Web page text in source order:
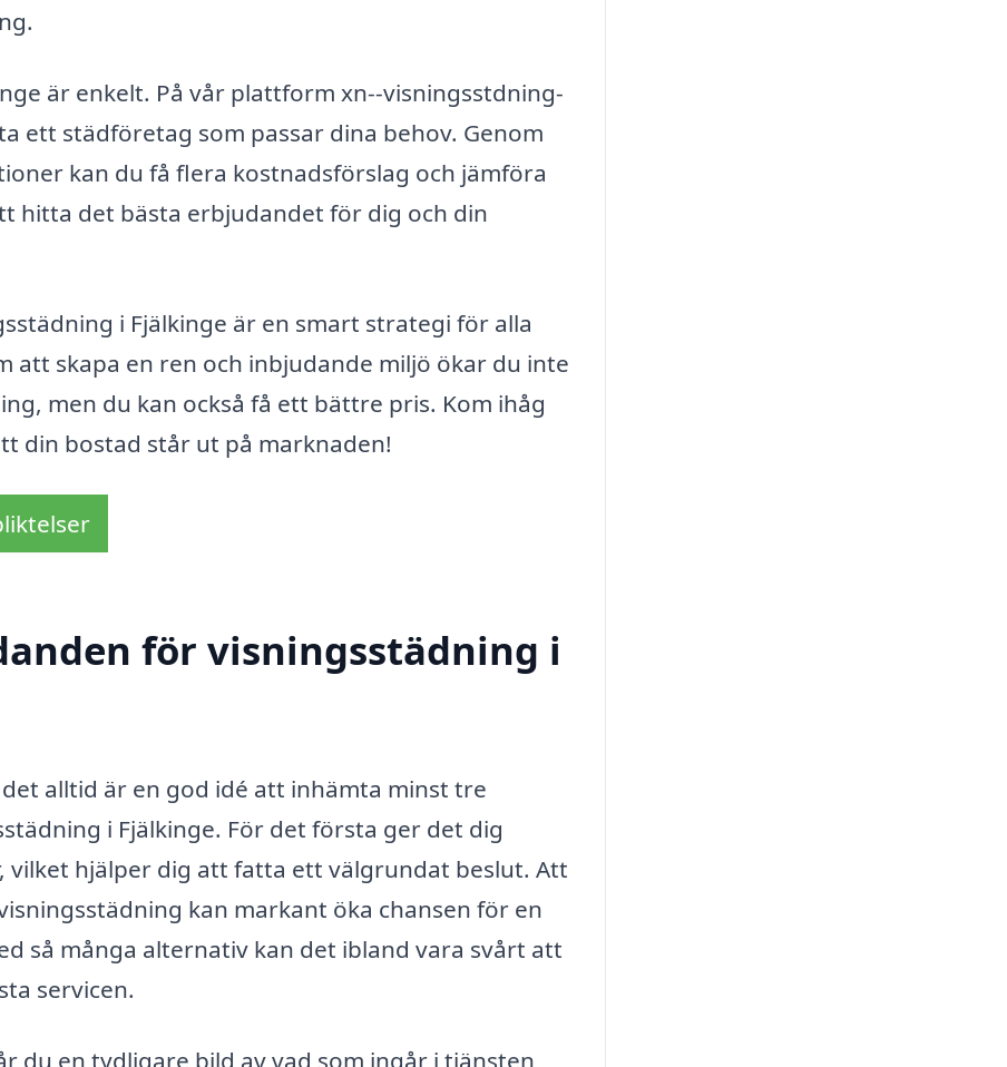
är enkelt. På vår plattform xn--visningsstdning-
ett städföretag som passar dina behov. Genom
kan du få flera kostnadsförslag och jämföra
hitta det bästa erbjudandet för dig och din
i Fjälkinge är en smart strategi för alla
att skapa en ren och inbjudande miljö ökar du inte
men du kan också få ett bättre pris. Kom ihåg
din bostad står ut på marknaden!
för visningsstädning i
alltid är en god idé att inhämta minst tre
i Fjälkinge. För det första ger det dig
hjälper dig att fatta ett välgrundat beslut. Att
kan markant öka chansen för en
så många alternativ kan det ibland vara svårt att
servicen.
du en tydligare bild av vad som ingår i tjänsten,